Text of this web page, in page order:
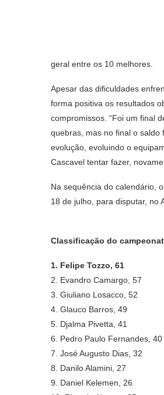
geral entre os 10 melhores.
Apesar das dificuldades
forma positiva os resultados
compromissos. “Foi um final
quebras, mas no final o saldo
evolução, evoluindo o
Cascavel tentar fazer,
Na sequência do calendário,
18 de julho, para disputar, no
Classificação do
1. Felipe Tozzo, 61
2. Evandro Camargo, 57
3. Giuliano Losacco, 52
4. Glauco Barros, 49
5. Djalma Pivetta, 41
6. Pedro Paulo Fernandes, 40
7. José Augusto Dias, 32
8. Danilo Alamini, 27
9. Daniel Kelemen, 26